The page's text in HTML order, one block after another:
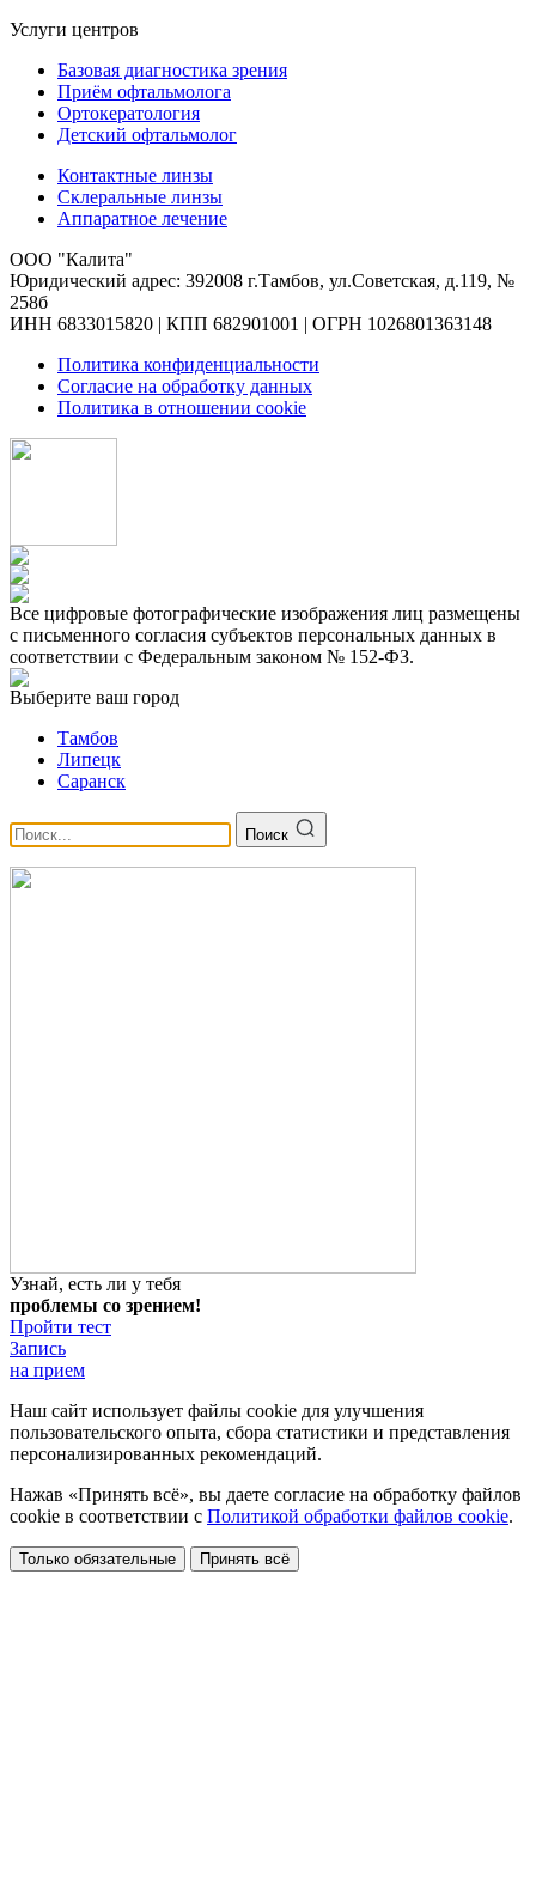
Услуги центров
Базовая диагностика зрения
Приём офтальмолога
Ортокератология
Детский офтальмолог
Контактные линзы
Склеральные линзы
Аппаратное лечение
ООО "Калита"
Юридический адрес: 392008 г.Тамбов, ул.Советская, д.119, №
258б
ИНН 6833015820 | КПП 682901001 | ОГРН 1026801363148
Политика конфиденциальности
Согласие на обработку данных
Политика в отношении cookie
Все цифровые фотографические изображения лиц размещены
с письменного согласия субъектов персональных данных в
соответствии с Федеральным законом № 152-ФЗ.
Выберите ваш город
Тамбов
Липецк
Саранск
Поиск
Узнай, есть ли у тебя
проблемы со зрением!
Пройти тест
Запись
на прием
Наш сайт использует файлы cookie для улучшения
пользовательского опыта, сбора статистики и представления
персонализированных рекомендаций.
Нажав «Принять всё», вы даете согласие на обработку файлов
cookie в соответствии с Политикой обработки файлов cookie.
Только обязательные Принять всё